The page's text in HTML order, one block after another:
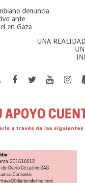
denuncia
ante
en Gaza
UNA